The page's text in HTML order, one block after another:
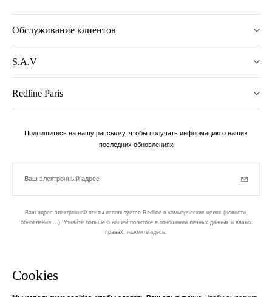
Cookies
Обслуживание клиентов
S.A.V
Redline Paris
Подпишитесь на нашу рассылку, чтобы получать информацию о наших
последних обновлениях
Ваш электронный адрес
Ваш адрес электронной почты используется Redline в коммерческих целях (новости,
обновления ...). Узнайте больше о нашей политике в отношении личных данных и ваших
правах, нажмите здесь